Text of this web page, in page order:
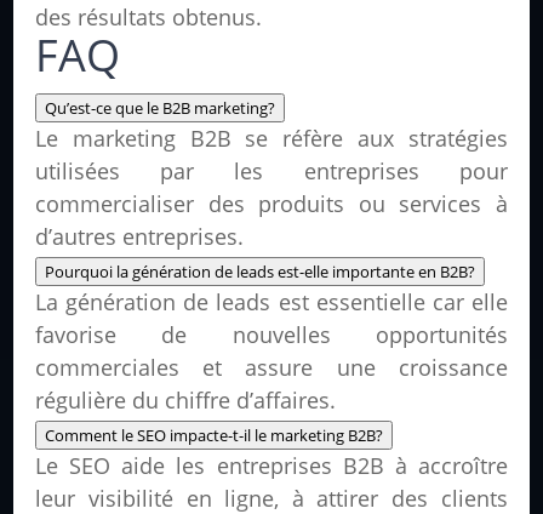
des résultats obtenus.
FAQ
Qu’est-ce que le B2B marketing?
Le marketing B2B se réfère aux stratégies
utilisées par les entreprises pour
commercialiser des produits ou services à
d’autres entreprises.
Pourquoi la génération de leads est-elle importante en B2B?
La génération de leads est essentielle car elle
favorise de nouvelles opportunités
commerciales et assure une croissance
régulière du chiffre d’affaires.
Comment le SEO impacte-t-il le marketing B2B?
Le SEO aide les entreprises B2B à accroître
leur visibilité en ligne, à attirer des clients